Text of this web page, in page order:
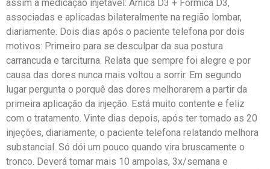
assim a medicação injetável: Arnica D3 + Fórmica D3,
associadas e aplicadas bilateralmente na região lombar,
diariamente. Dois dias após o paciente telefona por dois
motivos: Primeiro para se desculpar da sua postura
carrancuda e tarciturna. Relata que sempre foi alegre e por
causa das dores nunca mais voltou a sorrir. Em segundo
lugar pergunta o porquê das dores melhorarem a partir da
primeira aplicação da injeção. Está muito contente e feliz
com o tratamento. Vinte dias depois, após ter tomado as 20
injeções, diariamente, o paciente telefona relatando melhora
substancial. Só dói um pouco quando vira bruscamente o
tronco. Deverá tomar mais 10 ampolas, 3x/semana e